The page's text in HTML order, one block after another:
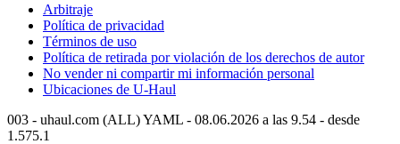
Arbitraje
Política de privacidad
Términos de uso
Política de retirada por violación de los derechos de autor
No vender ni compartir mi información personal
Ubicaciones de U-Haul
003 - uhaul.com (ALL) YAML - 08.06.2026 a las 9.54 - desde
1.575.1